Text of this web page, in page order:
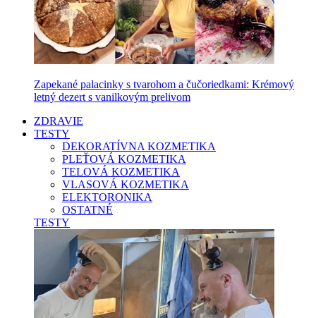
Zapekané palacinky s tvarohom a čučoriedkami: Krémový
letný dezert s vanilkovým prelivom
ZDRAVIE
TESTY
DEKORATÍVNA KOZMETIKA
PLEŤOVÁ KOZMETIKA
TELOVÁ KOZMETIKA
VLASOVÁ KOZMETIKA
ELEKTORONIKA
OSTATNÉ
TESTY